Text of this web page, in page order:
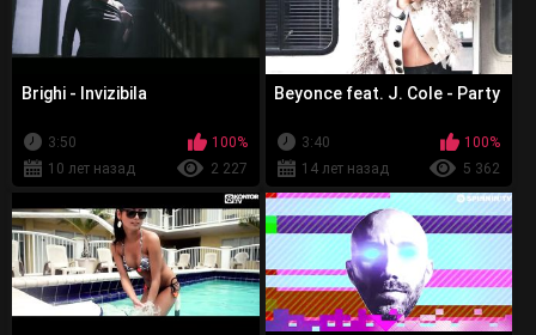
Brighi - Invizibila
3:50
100%
10 лет назад
2 227
Beyonce feat. J. Cole - Party
3:40
100%
14 лет назад
5 362